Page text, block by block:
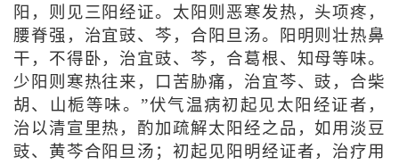
阳，则见三阳经证。太阳则恶寒发热，头项疼，
腰脊强，治宜豉、芩，合阳旦汤。阳明则壮热鼻
干，不得卧，治宜豉、芩，合葛根、知母等味。
少阳则寒热往来，口苦胁痛，治宜芩、豉，合柴
胡、山栀等味。”伏气温病初起见太阳经证者，
治以清宣里热，酌加疏解太阳经之品，如用淡豆
豉、黄芩合阳旦汤；初起见阳明经证者，治疗用